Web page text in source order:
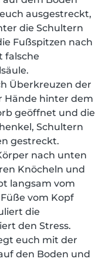
ausgestreckt,
die Schultern
Fußspitzen nach
falsche
Überkreuzen der
Hände hinter dem
geöffnet und die
Schultern
gestreckt.
nach unten
Knöcheln und
langsam vom
vom Kopf
die
den Stress.
euch mit der
den Boden und